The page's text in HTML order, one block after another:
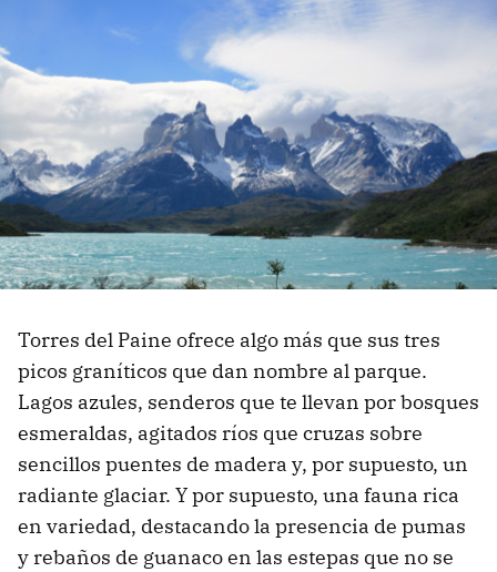
Torres del Paine ofrece algo más que sus tres
picos graníticos que dan nombre al parque.
Lagos azules, senderos que te llevan por bosques
esmeraldas, agitados ríos que cruzas sobre
sencillos puentes de madera y, por supuesto, un
radiante glaciar. Y por supuesto, una fauna rica
en variedad, destacando la presencia de pumas
y rebaños de guanaco en las estepas que no se